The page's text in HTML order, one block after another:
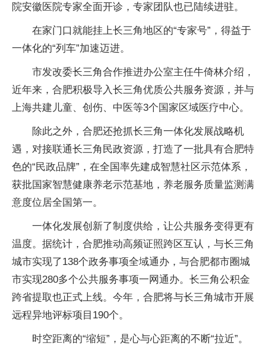
院安徽医院专家全面开诊，专家团队也已陆续进驻。
在家门口就能挂上长三角地区的“专家号”，得益于
一体化的“列车”加速迈进。
市发改委长三角合作推进办公室主任牛倚林介绍，
近年来，合肥积极导入长三角优质公共服务资源，并与
上海共建儿童、创伤、中医等3个国家区域医疗中心。
除此之外，合肥还抢抓长三角一体化发展战略机
遇，对接联通长三角民政资源，打造了一批具有合肥特
色的“民政品牌”，在全国率先建成智慧社区示范体系，
获批国家智慧健康养老示范基地，养老服务质量监测满
意度位居全国第一。
一体化发展创新了制度供给，让公共服务变得更有
温度。据统计，合肥推动高频证照跨区互认，与长三角
城市实现了138个政务事项全域通办，与合肥都市圈城
市实现280多个公共服务事项一网通办。长三角公积金
跨省提取也正式上线。今年，合肥将与长三角城市开展
远程异地评标项目190个。
时空距离的“缩短”，是心与心距离的不断“拉近”。